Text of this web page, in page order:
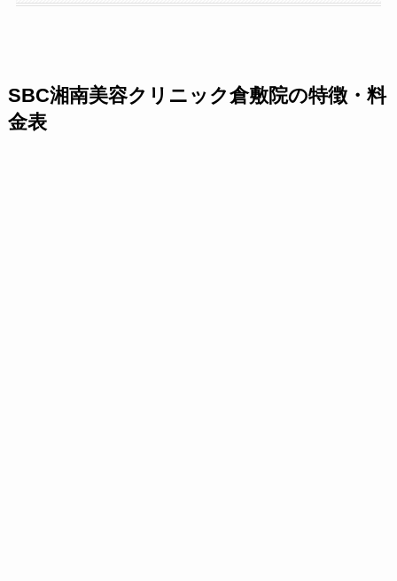
SBC湘南美容クリニック倉敷院の特徴・料
金表